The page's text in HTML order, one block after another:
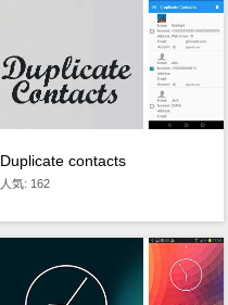
Duplicate contacts
人気: 162